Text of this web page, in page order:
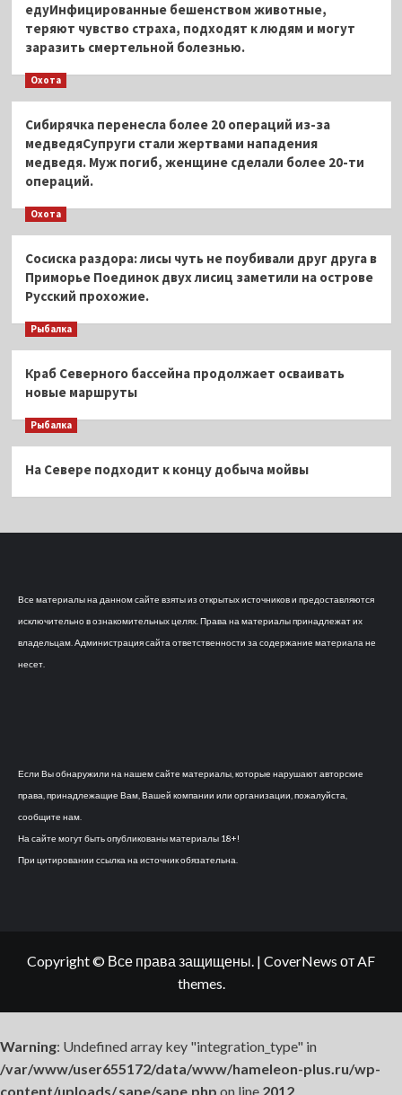
едуИнфицированные бешенством животные,
теряют чувство страха, подходят к людям и могут
заразить смертельной болезнью.
Охота
Сибирячка перенесла более 20 операций из-за
медведяСупруги стали жертвами нападения
медведя. Муж погиб, женщине сделали более 20-ти
операций.
Охота
Сосиска раздора: лисы чуть не поубивали друг друга в
Приморье Поединок двух лисиц заметили на острове
Русский прохожие.
Рыбалка
Краб Северного бассейна продолжает осваивать
новые маршруты
Рыбалка
На Севере подходит к концу добыча мойвы
Все материалы на данном сайте взяты из открытых источников и предоставляются
исключительно в ознакомительных целях. Права на материалы принадлежат их
владельцам. Администрация сайта ответственности за содержание материала не
несет.
Если Вы обнаружили на нашем сайте материалы, которые нарушают авторские
права, принадлежащие Вам, Вашей компании или организации, пожалуйста,
сообщите нам.
На сайте могут быть опубликованы материалы 18+!
При цитировании ссылка на источник обязательна.
Copyright © Все права защищены. | CoverNews от AF
themes.
Warning: Undefined array key "integration_type" in
/var/www/user655172/data/www/hameleon-plus.ru/wp-
content/uploads/.sape/sape.php on line 2012